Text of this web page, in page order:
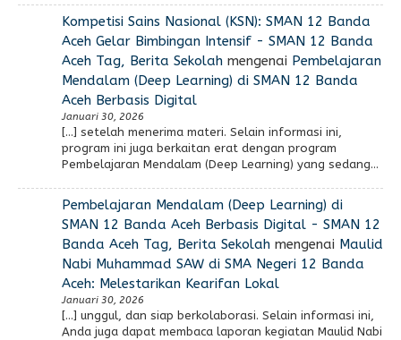
Kompetisi Sains Nasional (KSN): SMAN 12 Banda
Aceh Gelar Bimbingan Intensif - SMAN 12 Banda
Aceh Tag, Berita Sekolahmengenai Pembelajaran
Mendalam (Deep Learning) di SMAN 12 Banda
Aceh Berbasis Digital
Januari 30, 2026
[…] setelah menerima materi. Selain informasi ini,
program ini juga berkaitan erat dengan program
Pembelajaran Mendalam (Deep Learning) yang sedang…
Pembelajaran Mendalam (Deep Learning) di
SMAN 12 Banda Aceh Berbasis Digital - SMAN 12
Banda Aceh Tag, Berita Sekolahmengenai Maulid
Nabi Muhammad SAW di SMA Negeri 12 Banda
Aceh: Melestarikan Kearifan Lokal
Januari 30, 2026
[…] unggul, dan siap berkolaborasi. Selain informasi ini,
Anda juga dapat membaca laporan kegiatan Maulid Nabi